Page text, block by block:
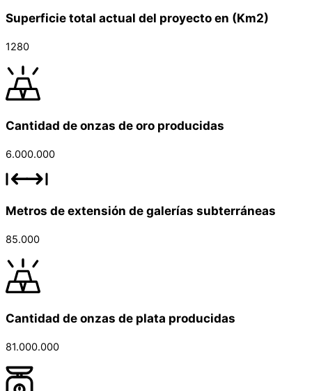
Superficie total actual del proyecto en (Km2)
1280
Cantidad de onzas de oro producidas
6.000.000
Metros de extensión de galerías subterráneas
85.000
Cantidad de onzas de plata producidas
81.000.000